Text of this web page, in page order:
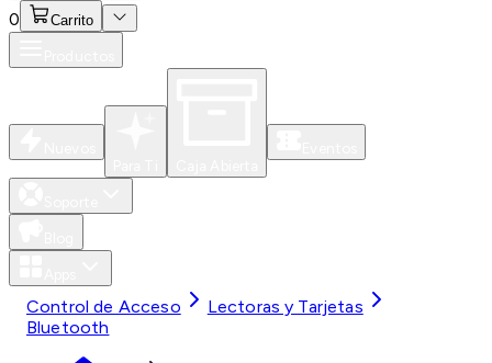
0 Carrito
Control de Acceso
Lectoras y Tarjetas
Bluetooth